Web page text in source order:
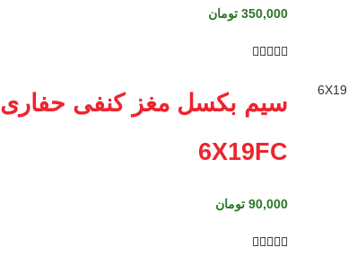
350,000 تومان

سیم بکسل مغز کنفی حفاری
6X19FC
90,000 تومان
